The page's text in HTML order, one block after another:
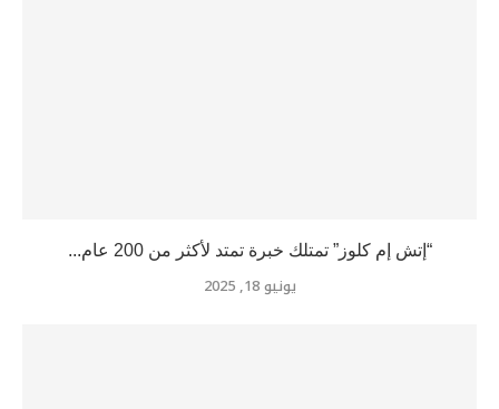
“إتش إم كلوز” تمتلك خبرة تمتد لأكثر من 200 عام...
يونيو 18, 2025